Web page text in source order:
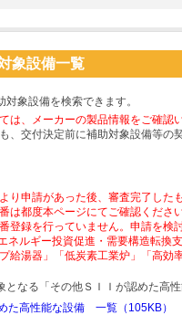
象設備一覧
象設備を検索できます。
は、メーカーの製品情報をご確認
、交付決定前に補助対象設備等の
り申請があった後、審査完了した
は都度本ページにてご確認くださ
登録を行っていません。申請を検
ネルギー投資促進・需要構造転換
給湯器」「低炭素工業炉」「高
なる「その他ＳＩＩが認めた高
た高性能な設備 一覧（105KB）